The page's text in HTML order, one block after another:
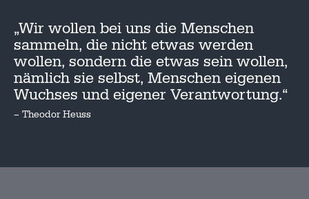
„Wir wollen bei uns die Menschen
sammeln, die nicht etwas werden
wollen, sondern die etwas sein wollen,
nämlich sie selbst, Menschen eigenen
Wuchses und eigener Verantwortung.“
– Theodor Heuss